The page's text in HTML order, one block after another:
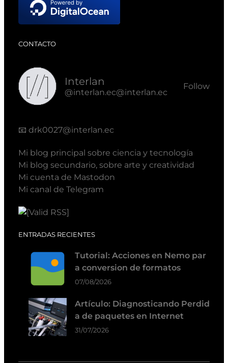
CONTACTO
Interlan
@interlan.ec@interlan.ec
Follow
📧 drk0027@interlan.ec
Mi blog principal sobre ciencia y tecnología
Mi blog secundario, sobre arte y creatividad
Mi cuenta de Mastodon
Mi canal de Telegram
ENTRADAS RECIENTES
Tutorial: Acciones en Nemo par
a conversion de formatos
07/08/2026
Artículo: Diagnosticando Perdid
a de paquetes en Internet
31/07/2026